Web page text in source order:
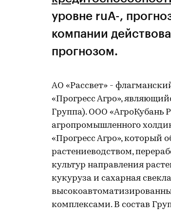
уровне ruA-,
компании
прогнозом.
АО «Рассвет» -
«Прогресс Агро»,
Группа). ООО «АгроКубань
агропромышленного
«Прогресс Агро»,
растениеводством,
культур направления
кукуруза и сахарная
комплексами. В состав